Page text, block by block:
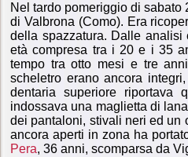
Nel tardo pomeriggio di sabato
di Valbrona (Como). Era
della spazzatura. Dalle
età compresa tra i 20 e i 35
tempo tra otto mesi e tre
scheletro erano ancora
dentaria superiore riportava
indossava una maglietta di
dei pantaloni, stivali neri ed un
ancora aperti in zona ha
Pera, 36 anni, scomparsa da